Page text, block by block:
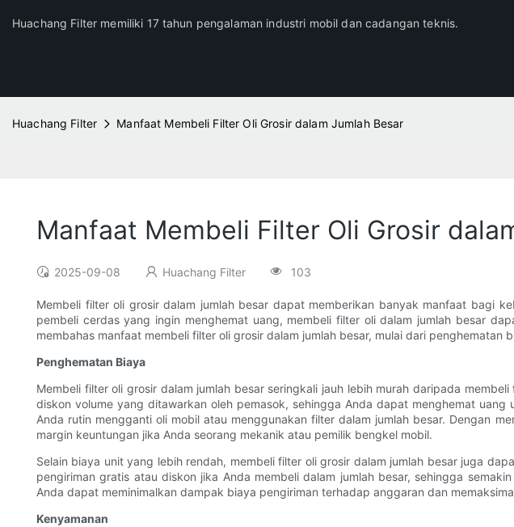
Huachang Filter memiliki 17 tahun pengalaman industri mobil dan cadangan teknis.
Huachang Filter Manfaat Membeli Filter Oli Grosir dalam Jumlah Besar
Manfaat Membeli Filter Oli Grosir
2025-09-08 Huachang Filter 103
Membeli filter oli grosir dalam jumlah besar dapat memberikan banyak manfaat bagi
pembeli cerdas yang ingin menghemat uang, membeli filter oli dalam jumlah besar
membahas manfaat membeli filter oli grosir dalam jumlah besar, mulai dari penghematan
Penghematan Biaya
Membeli filter oli grosir dalam jumlah besar seringkali jauh lebih murah daripada
diskon volume yang ditawarkan oleh pemasok, sehingga Anda dapat menghemat
Anda rutin mengganti oli mobil atau menggunakan filter dalam jumlah besar. Dengan
margin keuntungan jika Anda seorang mekanik atau pemilik bengkel mobil.
Selain biaya unit yang lebih rendah, membeli filter oli grosir dalam jumlah besar juga
pengiriman gratis atau diskon jika Anda membeli dalam jumlah besar, sehingga
Anda dapat meminimalkan dampak biaya pengiriman terhadap anggaran dan
Kenyamanan